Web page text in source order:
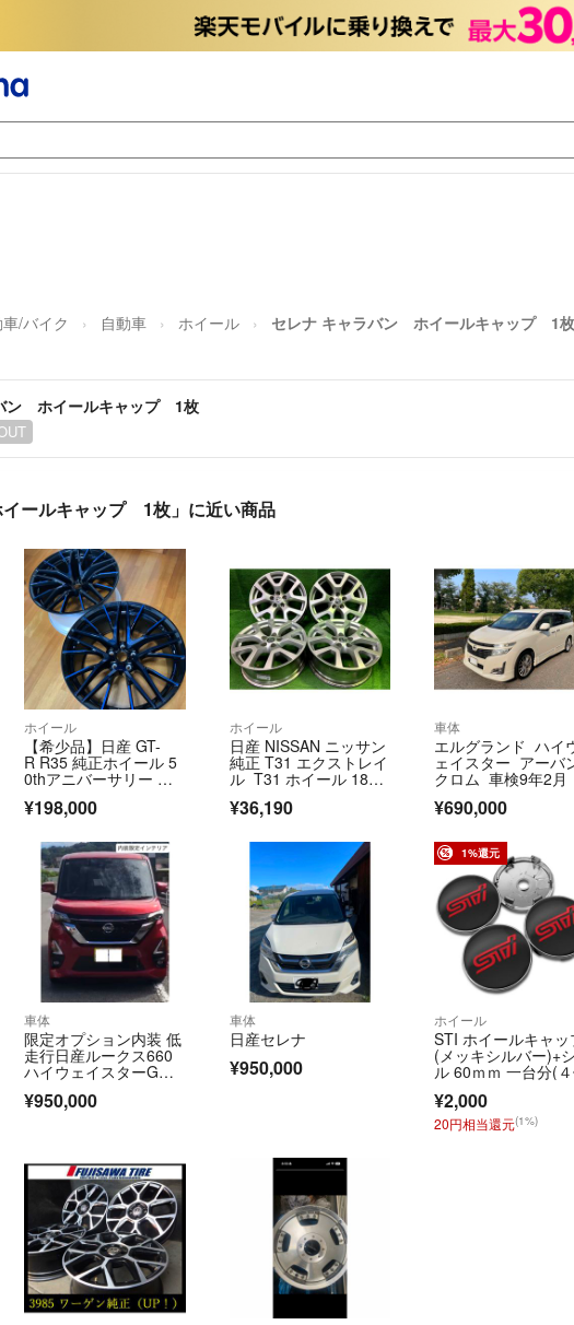
車/バイク 自動車 ホイール セレナ キャラバン ホイールキャップ 1枚
ン ホイールキャップ 1枚
ールキャップ 1枚」に近い商品
ホイール
【希少品】日産 GT-
R R35 純正ホイール 5
0thアニバーサリー リ
¥198,000
ホイール
日産 NISSAN ニッサン
純正 T31 エクストレイ
ル T31 ホイール 18イ
ンチ 7J 5穴 4本 114.
3 +40 D0300-JG21A
¥36,190
車体
エルグランド ハイ
ェイスター アーバ
クロム 車検9年2月
って帰れます 福祉車
両 両側パワスラ 地
¥690,000
車体
限定オプション内装 低
走行日産ルークス660
ハイウェイスターGタ
ディション
¥950,000
車体
日産セレナ
¥950,000
1%還元
ホイール
STI ホイールキャッ
(メッキシルバー)+
ル 60ｍｍ 一台分(
¥2,000
20円相当還元(1%)